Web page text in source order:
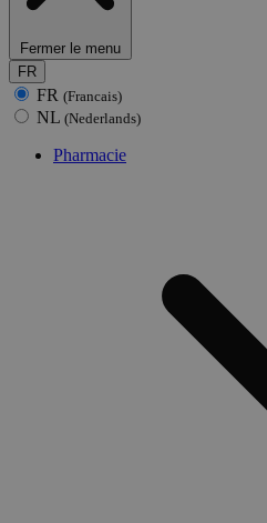
Fermer le menu
FR
FR (Francais)
NL (Nederlands)
Pharmacie